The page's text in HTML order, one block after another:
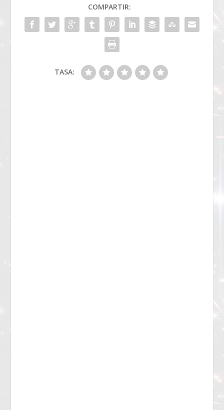
COMPARTIR:
TASA: